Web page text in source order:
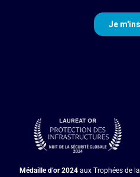
Médaille d’or2024aux Trophées de la